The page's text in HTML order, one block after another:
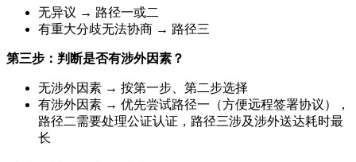
无异议 → 路径一或二
有重大分歧无法协商 → 路径三
第三步：判断是否有涉外因素？
无涉外因素 → 按第一步、第二步选择
有涉外因素 → 优先尝试路径一（方便远程签署协议），
路径二需要处理公证认证，路径三涉及涉外送达耗时最
长